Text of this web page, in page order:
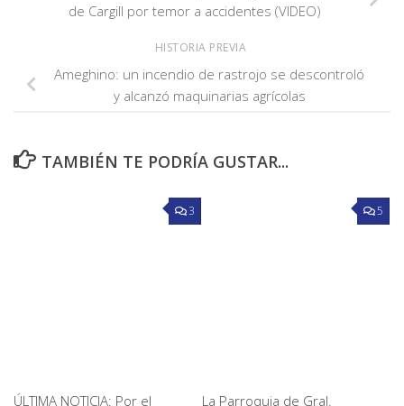
de Cargill por temor a accidentes (VIDEO)
HISTORIA PREVIA
Ameghino: un incendio de rastrojo se descontroló
y alcanzó maquinarias agrícolas
TAMBIÉN TE PODRÍA GUSTAR...
3
ÚLTIMA NOTICIA: Por el
5
La Parroquia de Gral.